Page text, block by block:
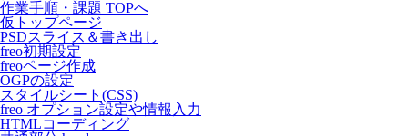
作業手順・課題 TOPへ
仮トップページ
PSDスライス＆書き出し
freo初期設定
freoページ作成
OGPの設定
スタイルシート(CSS)
freo オプション設定や情報入力
HTMLコーディング